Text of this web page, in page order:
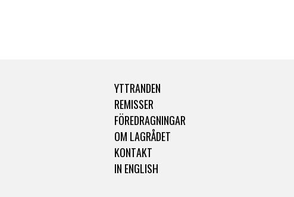
YTTRANDEN
REMISSER
FÖREDRAGNINGAR
OM LAGRÅDET
KONTAKT
IN ENGLISH